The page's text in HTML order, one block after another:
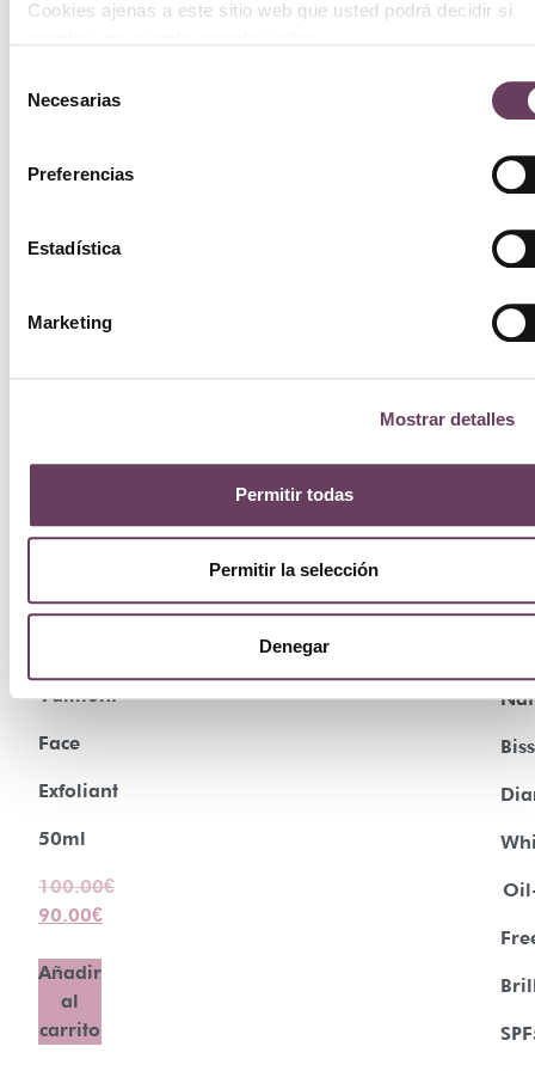
Cookies ajenas a este sitio web que usted podrá decidir si
Necesarias
Preferencias
Estadística
Marketing
Mostrar detalles
Permitir todas
Permitir la selección
Denegar
Valmont
Face
Exfoliant
50ml
100.00€
90.00€
Añadir
al
carrito